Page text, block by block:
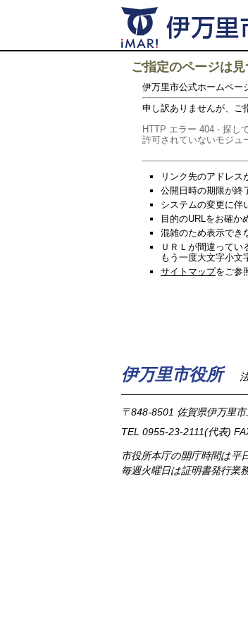
ご指定のページは見
伊万里市公式ホームペー
申し訳ありませんが、ご
HTTP エラー 404 - 探し
許可されていないモジュ
リンク先のアドレス
公開日時の期限が終
システムの変更に伴
目的のURLをお確か
混雑のため表示でき
ＵＲＬが間違ってい
もう一度大文字小文
サイトマップをご参
伊万里市役所
〒848-8501 佐賀県伊万里
TEL 0955-23-2111(代表)
市役所本庁の開庁時間は平
毎週火曜日は証明書発行業